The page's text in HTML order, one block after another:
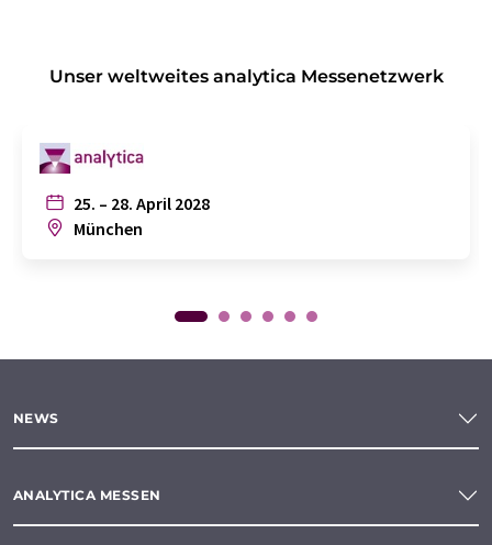
Unser weltweites analytica Messenetzwerk
25. – 28. April 2028
München
NEWS
ANALYTICA MESSEN